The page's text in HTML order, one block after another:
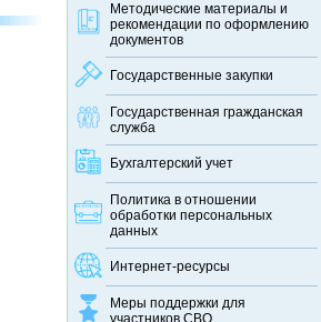
Методические материалы и
рекомендации по оформлению
документов
Государственные закупки
Государственная гражданская
служба
Бухгалтерский учет
Политика в отношении
обработки персональных
данных
Интернет-ресурсы
Меры поддержки для
участников СВО